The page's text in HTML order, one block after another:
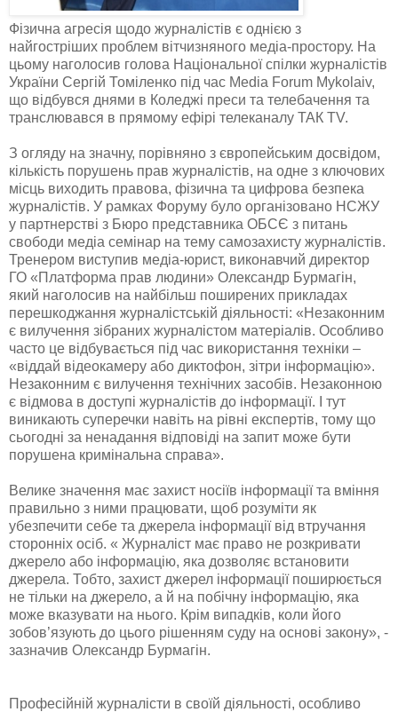
Фізична агресія щодо журналістів є однією з
найгостріших проблем вітчизняного медіа-простору. На
цьому наголосив голова Національної спілки журналістів
України Сергій Томіленко під час Media Forum Mykolaiv,
що відбувся днями в Коледжі преси та телебачення та
транслювався в прямому ефірі телеканалу ТАК TV.
З огляду на значну, порівняно з європейським досвідом,
кількість порушень прав журналістів, на одне з ключових
місць виходить правова, фізична та цифрова безпека
журналістів. У рамках Форуму було організовано НСЖУ
у партнерстві з Бюро представника ОБСЄ з питань
свободи медіа семінар на тему самозахисту журналістів.
Тренером виступив медіа-юрист, виконавчий директор
ГО «Платформа прав людини» Олександр Бурмагін,
який наголосив на найбільш поширених прикладах
перешкоджання журналістській діяльності: «Незаконним
є вилучення зібраних журналістом матеріалів. Особливо
часто це відбувається під час використання техніки –
«віддай відеокамеру або диктофон, зітри інформацію».
Незаконним є вилучення технічних засобів. Незаконною
є відмова в доступі журналістів до інформації. І тут
виникають суперечки навіть на рівні експертів, тому що
сьогодні за ненадання відповіді на запит може бути
порушена кримінальна справа».
Велике значення має захист носіїв інформації та вміння
правильно з ними працювати, щоб розуміти як
убезпечити себе та джерела інформації від втручання
сторонніх осіб. « Журналіст має право не розкривати
джерело або інформацію, яка дозволяє встановити
джерела. Тобто, захист джерел інформації поширюється
не тільки на джерело, а й на побічну інформацію, яка
може вказувати на нього. Крім випадків, коли його
зобов’язують до цього рішенням суду на основі закону», -
зазначив Олександр Бурмагін.
Професійній журналісти в своїй діяльності, особливо